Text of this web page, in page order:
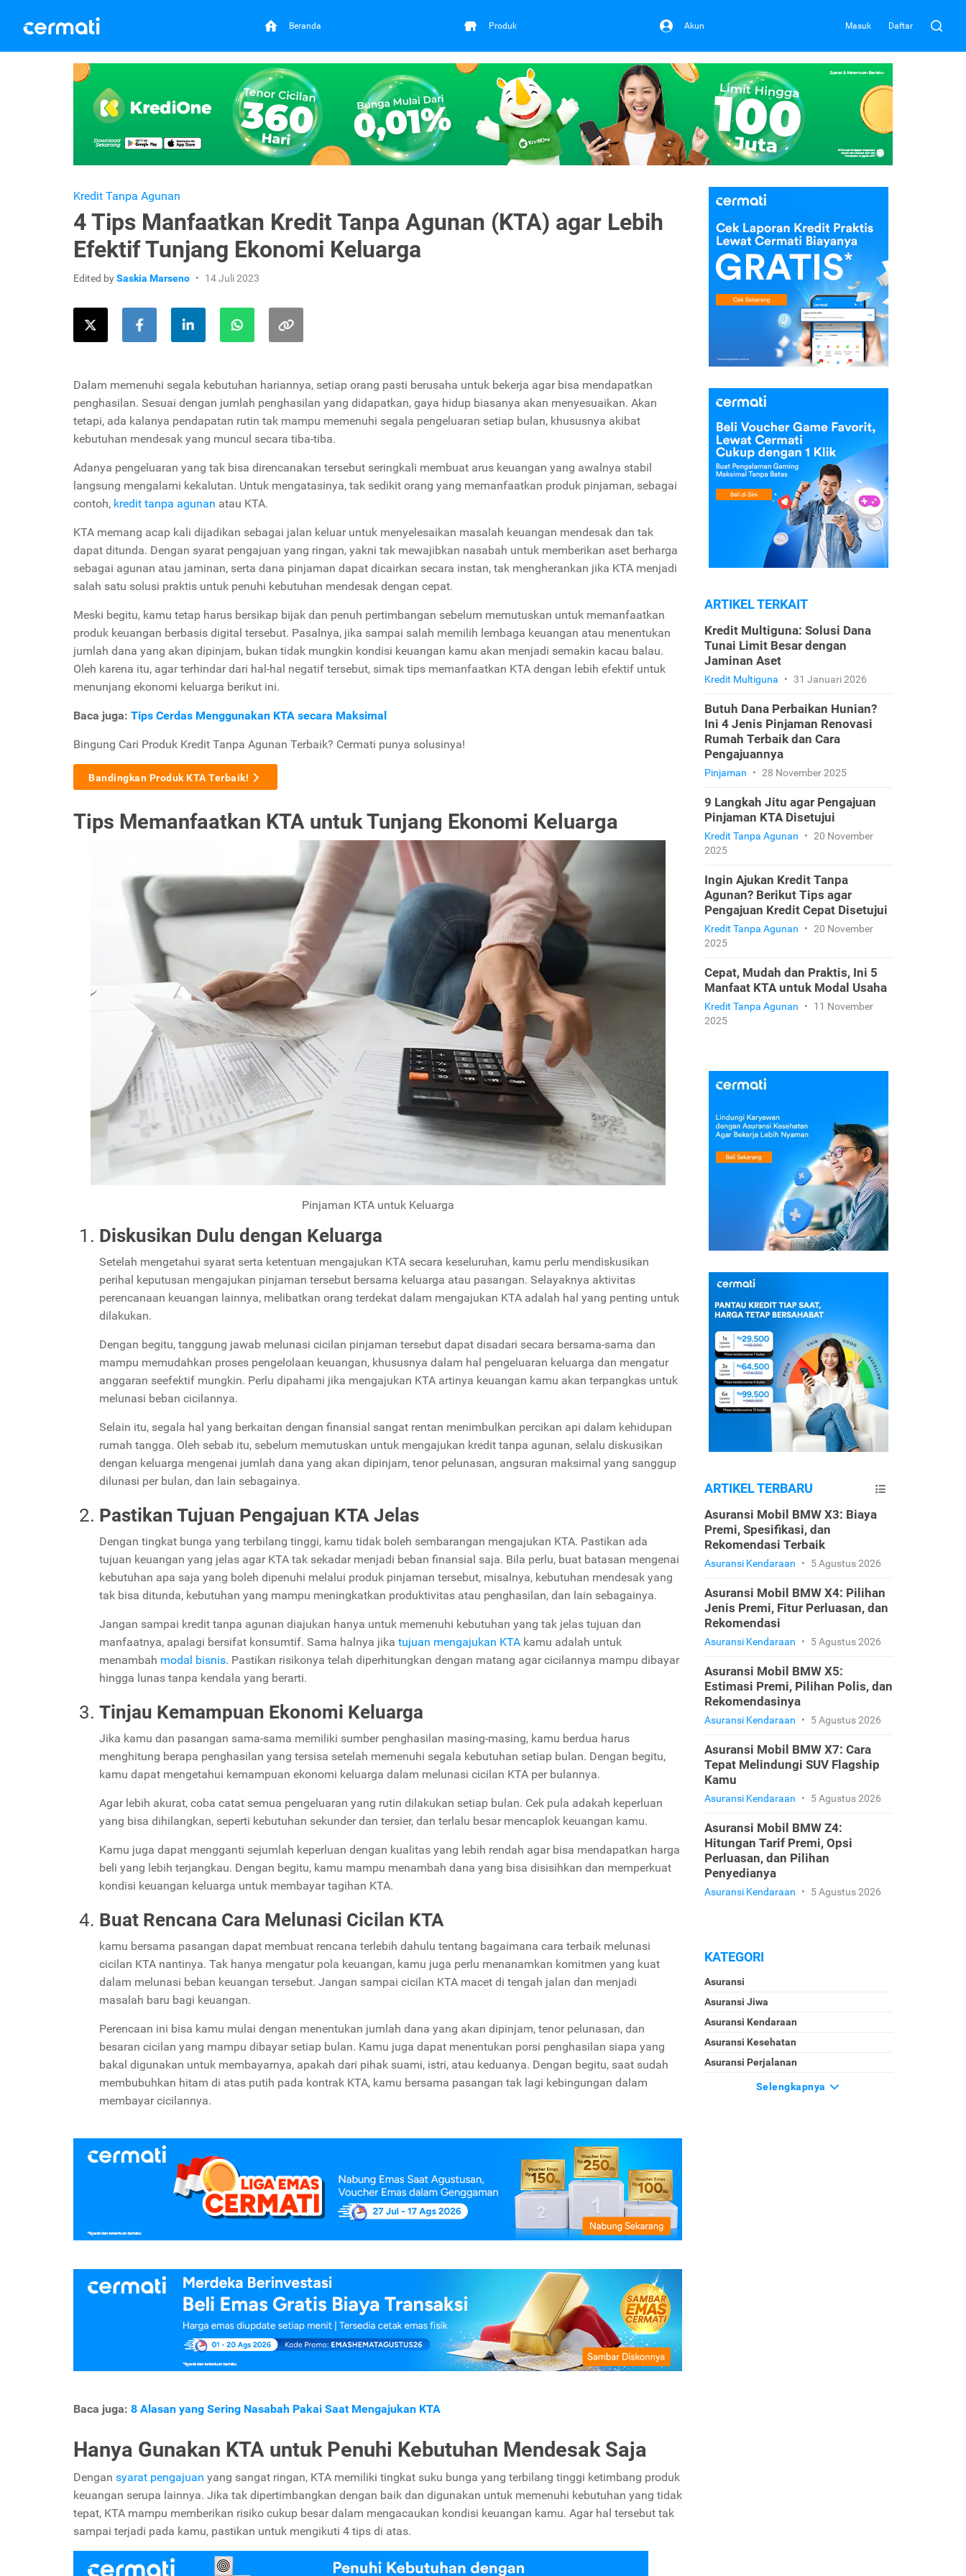
Beranda Produk Akun Masuk Daftar
Kredit Tanpa Agunan
4 Tips Manfaatkan Kredit Tanpa Agunan (KTA) agar Lebih
Efektif Tunjang Ekonomi Keluarga
Edited bySaskia Marseno 14 Juli 2023
Dalam memenuhi segala kebutuhan hariannya, setiap orang pasti berusaha untuk bekerja agar bisa mendapatkan
penghasilan. Sesuai dengan jumlah penghasilan yang didapatkan, gaya hidup biasanya akan menyesuaikan. Akan
tetapi, ada kalanya pendapatan rutin tak mampu memenuhi segala pengeluaran setiap bulan, khususnya akibat
kebutuhan mendesak yang muncul secara tiba-tiba.
Adanya pengeluaran yang tak bisa direncanakan tersebut seringkali membuat arus keuangan yang awalnya stabil
langsung mengalami kekalutan. Untuk mengatasinya, tak sedikit orang yang memanfaatkan produk pinjaman, sebagai
contoh, kredit tanpa agunan atau KTA.
KTA memang acap kali dijadikan sebagai jalan keluar untuk menyelesaikan masalah keuangan mendesak dan tak
dapat ditunda. Dengan syarat pengajuan yang ringan, yakni tak mewajibkan nasabah untuk memberikan aset berharga
sebagai agunan atau jaminan, serta dana pinjaman dapat dicairkan secara instan, tak mengherankan jika KTA menjadi
salah satu solusi praktis untuk penuhi kebutuhan mendesak dengan cepat.
Meski begitu, kamu tetap harus bersikap bijak dan penuh pertimbangan sebelum memutuskan untuk memanfaatkan
produk keuangan berbasis digital tersebut. Pasalnya, jika sampai salah memilih lembaga keuangan atau menentukan
jumlah dana yang akan dipinjam, bukan tidak mungkin kondisi keuangan kamu akan menjadi semakin kacau balau.
Oleh karena itu, agar terhindar dari hal-hal negatif tersebut, simak tips memanfaatkan KTA dengan lebih efektif untuk
menunjang ekonomi keluarga berikut ini.
Baca juga: Tips Cerdas Menggunakan KTA secara Maksimal
Bingung Cari Produk Kredit Tanpa Agunan Terbaik? Cermati punya solusinya!
Bandingkan Produk KTA Terbaik!
Tips Memanfaatkan KTA untuk Tunjang Ekonomi Keluarga
Pinjaman KTA untuk Keluarga
Diskusikan Dulu dengan Keluarga
Setelah mengetahui syarat serta ketentuan mengajukan KTA secara keseluruhan, kamu perlu mendiskusikan
perihal keputusan mengajukan pinjaman tersebut bersama keluarga atau pasangan. Selayaknya aktivitas
perencanaan keuangan lainnya, melibatkan orang terdekat dalam mengajukan KTA adalah hal yang penting untuk
dilakukan.
Dengan begitu, tanggung jawab melunasi cicilan pinjaman tersebut dapat disadari secara bersama-sama dan
mampu memudahkan proses pengelolaan keuangan, khususnya dalam hal pengeluaran keluarga dan mengatur
anggaran seefektif mungkin. Perlu dipahami jika mengajukan KTA artinya keuangan kamu akan terpangkas untuk
melunasi beban cicilannya.
Selain itu, segala hal yang berkaitan dengan finansial sangat rentan menimbulkan percikan api dalam kehidupan
rumah tangga. Oleh sebab itu, sebelum memutuskan untuk mengajukan kredit tanpa agunan, selalu diskusikan
dengan keluarga mengenai jumlah dana yang akan dipinjam, tenor pelunasan, angsuran maksimal yang sanggup
dilunasi per bulan, dan lain sebagainya.
Pastikan Tujuan Pengajuan KTA Jelas
Dengan tingkat bunga yang terbilang tinggi, kamu tidak boleh sembarangan mengajukan KTA. Pastikan ada
tujuan keuangan yang jelas agar KTA tak sekadar menjadi beban finansial saja. Bila perlu, buat batasan mengenai
kebutuhan apa saja yang boleh dipenuhi melalui produk pinjaman tersebut, misalnya, kebutuhan mendesak yang
tak bisa ditunda, kebutuhan yang mampu meningkatkan produktivitas atau penghasilan, dan lain sebagainya.
Jangan sampai kredit tanpa agunan diajukan hanya untuk memenuhi kebutuhan yang tak jelas tujuan dan
manfaatnya, apalagi bersifat konsumtif. Sama halnya jika tujuan mengajukan KTA kamu adalah untuk
menambah modal bisnis. Pastikan risikonya telah diperhitungkan dengan matang agar cicilannya mampu dibayar
hingga lunas tanpa kendala yang berarti.
Tinjau Kemampuan Ekonomi Keluarga
Jika kamu dan pasangan sama-sama memiliki sumber penghasilan masing-masing, kamu berdua harus
menghitung berapa penghasilan yang tersisa setelah memenuhi segala kebutuhan setiap bulan. Dengan begitu,
kamu dapat mengetahui kemampuan ekonomi keluarga dalam melunasi cicilan KTA per bulannya.
Agar lebih akurat, coba catat semua pengeluaran yang rutin dilakukan setiap bulan. Cek pula adakah keperluan
yang bisa dihilangkan, seperti kebutuhan sekunder dan tersier, dan terlalu besar mencaplok keuangan kamu.
Kamu juga dapat mengganti sejumlah keperluan dengan kualitas yang lebih rendah agar bisa mendapatkan harga
beli yang lebih terjangkau. Dengan begitu, kamu mampu menambah dana yang bisa disisihkan dan memperkuat
kondisi keuangan keluarga untuk membayar tagihan KTA.
Buat Rencana Cara Melunasi Cicilan KTA
kamu bersama pasangan dapat membuat rencana terlebih dahulu tentang bagaimana cara terbaik melunasi
cicilan KTA nantinya. Tak hanya mengatur pola keuangan, kamu juga perlu menanamkan komitmen yang kuat
dalam melunasi beban keuangan tersebut. Jangan sampai cicilan KTA macet di tengah jalan dan menjadi
masalah baru bagi keuangan.
Perencaan ini bisa kamu mulai dengan menentukan jumlah dana yang akan dipinjam, tenor pelunasan, dan
besaran cicilan yang mampu dibayar setiap bulan. Kamu juga dapat menentukan porsi penghasilan siapa yang
bakal digunakan untuk membayarnya, apakah dari pihak suami, istri, atau keduanya. Dengan begitu, saat sudah
membubuhkan hitam di atas putih pada kontrak KTA, kamu bersama pasangan tak lagi kebingungan dalam
membayar cicilannya.
Baca juga: 8 Alasan yang Sering Nasabah Pakai Saat Mengajukan KTA
Hanya Gunakan KTA untuk Penuhi Kebutuhan Mendesak Saja
Dengan syarat pengajuan yang sangat ringan, KTA memiliki tingkat suku bunga yang terbilang tinggi ketimbang produk
keuangan serupa lainnya. Jika tak dipertimbangkan dengan baik dan digunakan untuk memenuhi kebutuhan yang tidak
tepat, KTA mampu memberikan risiko cukup besar dalam mengacaukan kondisi keuangan kamu. Agar hal tersebut tak
sampai terjadi pada kamu, pastikan untuk mengikuti 4 tips di atas.
ARTIKEL TERKAIT
Kredit Multiguna: Solusi Dana
Tunai Limit Besar dengan
Jaminan Aset
Kredit Multiguna • 31 Januari 2026
Butuh Dana Perbaikan Hunian?
Ini 4 Jenis Pinjaman Renovasi
Rumah Terbaik dan Cara
Pengajuannya
Pinjaman • 28 November 2025
9 Langkah Jitu agar Pengajuan
Pinjaman KTA Disetujui
Kredit Tanpa Agunan • 20 November
2025
Ingin Ajukan Kredit Tanpa
Agunan? Berikut Tips agar
Pengajuan Kredit Cepat Disetujui
Kredit Tanpa Agunan • 20 November
2025
Cepat, Mudah dan Praktis, Ini 5
Manfaat KTA untuk Modal Usaha
Kredit Tanpa Agunan •
11 November
2025
ARTIKEL TERBARU
Asuransi Mobil BMW X3: Biaya
Premi, Spesifikasi, dan
Rekomendasi Terbaik
Asuransi Kendaraan • 5 Agustus 2026
Asuransi Mobil BMW X4: Pilihan
Jenis Premi, Fitur Perluasan, dan
Rekomendasi
Asuransi Kendaraan • 5 Agustus 2026
Asuransi Mobil BMW X5:
Estimasi Premi, Pilihan Polis, dan
Rekomendasinya
Asuransi Kendaraan • 5 Agustus 2026
Asuransi Mobil BMW X7: Cara
Tepat Melindungi SUV Flagship
Kamu
Asuransi Kendaraan • 5 Agustus 2026
Asuransi Mobil BMW Z4:
Hitungan Tarif Premi, Opsi
Perluasan, dan Pilihan
Penyedianya
Asuransi Kendaraan • 5 Agustus 2026
KATEGORI
Asuransi
Asuransi Jiwa
Asuransi Kendaraan
Asuransi Kesehatan
Asuransi Perjalanan
Selengkapnya